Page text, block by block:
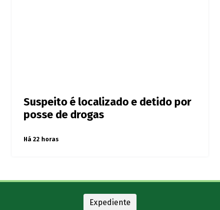
Suspeito é localizado e detido por
posse de drogas
Há 22 horas
Expediente